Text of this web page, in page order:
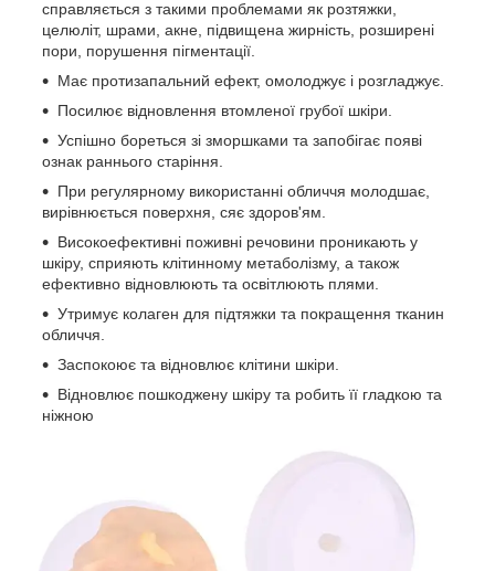
справляється з такими проблемами як розтяжки,
целюліт, шрами, акне, підвищена жирність, розширені
пори, порушення пігментації.
Має протизапальний ефект, омолоджує і розгладжує.
Посилює відновлення втомленої грубої шкіри.
Успішно бореться зі зморшками та запобігає появі
ознак раннього старіння.
При регулярному використанні обличчя молодшає,
вирівнюється поверхня, сяє здоров'ям.
Високоефективні поживні речовини проникають у
шкіру, сприяють клітинному метаболізму, а також
ефективно відновлюють та освітлюють плями.
Утримує колаген для підтяжки та покращення тканин
обличчя.
Заспокоює та відновлює клітини шкіри.
Відновлює пошкоджену шкіру та робить її гладкою та
ніжною